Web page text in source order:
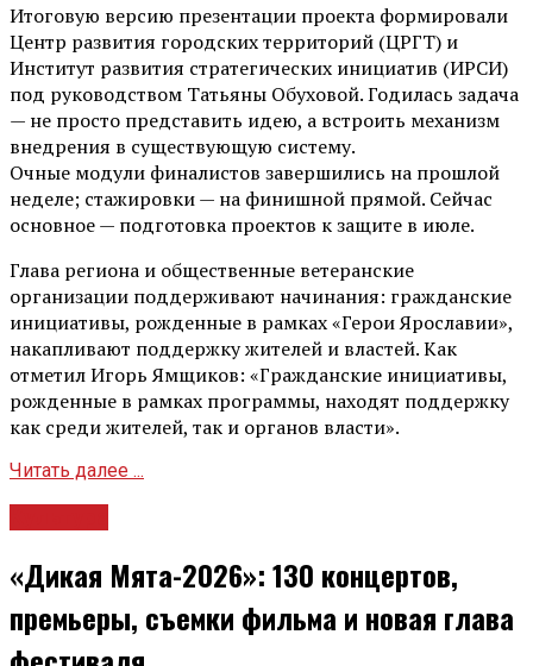
Итоговую версию презентации проекта формировали
Центр развития городских территорий (ЦРГТ) и
Институт развития стратегических инициатив (ИРСИ)
под руководством Татьяны Обуховой. Годилась задача
— не просто представить идею, а встроить механизм
внедрения в существующую систему.
Очные модули финалистов завершились на прошлой
неделе; стажировки — на финишной прямой. Сейчас
основное — подготовка проектов к защите в июле.
Глава региона и общественные ветеранские
организации поддерживают начинания: гражданские
инициативы, рожденные в рамках «Герои Ярославии»,
накапливают поддержку жителей и властей. Как
отметил Игорь Ямщиков: «Гражданские инициативы,
рожденные в рамках программы, находят поддержку
как среди жителей, так и органов власти».
Читать далее ...
«Дикая Мята-2026»: 130 концертов,
премьеры, съемки фильма и новая глава